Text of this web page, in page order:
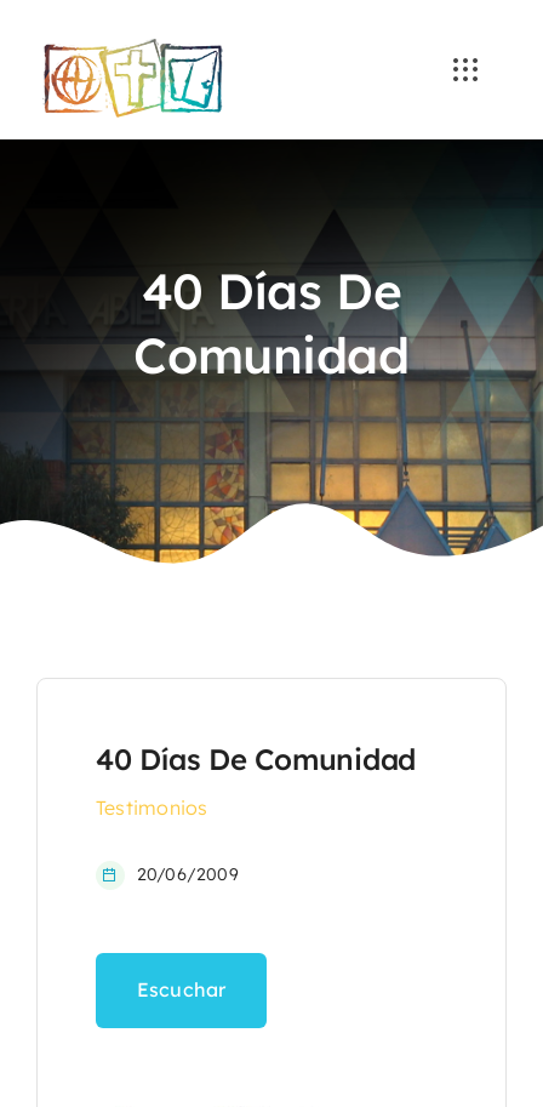
content
40 Días De
Comunidad
40 Días De Comunidad
Testimonios
20/06/2009
Escuchar